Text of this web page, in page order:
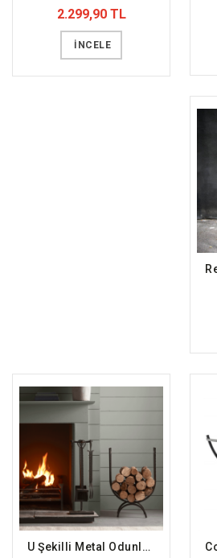
2.299,90 TL
İNCELE
U Şekilli Metal Odunluk (DFFODN1)